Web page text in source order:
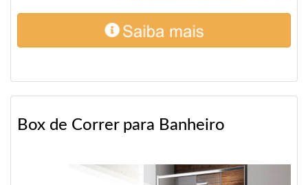
Box de Correr para Banheiro